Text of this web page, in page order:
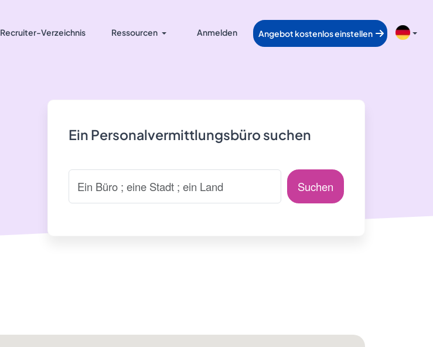
Recruiter-Verzeichnis Ressourcen Anmelden Angebot kostenlos einstellen
Ein Personalvermittlungsbüro suchen
Suchen